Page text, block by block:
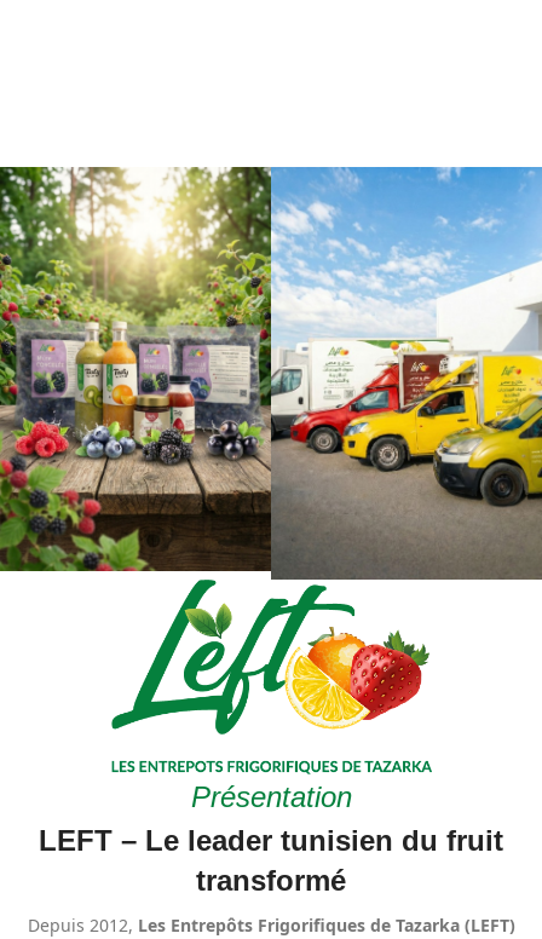
Présentation
LEFT – Le leader tunisien du fruit
transformé
Depuis 2012, Les Entrepôts Frigorifiques de Tazarka (LEFT)